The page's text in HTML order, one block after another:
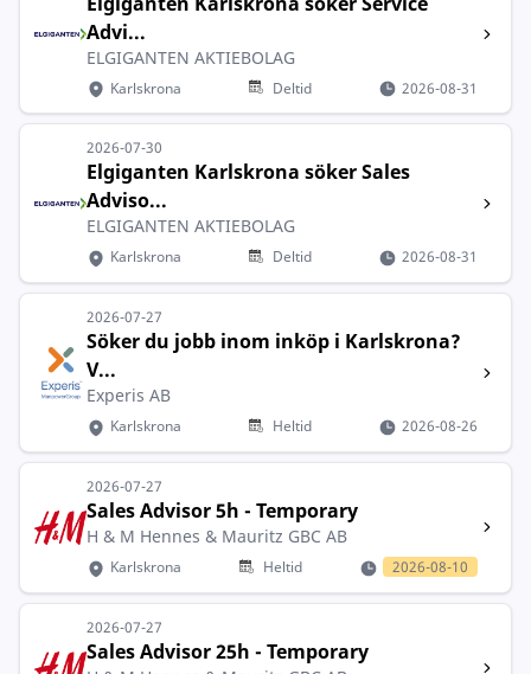
Advi...
ELGIGANTEN AKTIEBOLAG
Karlskrona Deltid 2026-08-31
2026-07-30
Elgiganten Karlskrona söker Sales
Adviso...
ELGIGANTEN AKTIEBOLAG
Karlskrona Deltid 2026-08-31
2026-07-27
Söker du jobb inom inköp i Karlskrona?
V...
Experis AB
Karlskrona Heltid 2026-08-26
2026-07-27
Sales Advisor 5h - Temporary
H & M Hennes & Mauritz GBC AB
Karlskrona Heltid 2026-08-10
2026-07-27
Sales Advisor 25h - Temporary